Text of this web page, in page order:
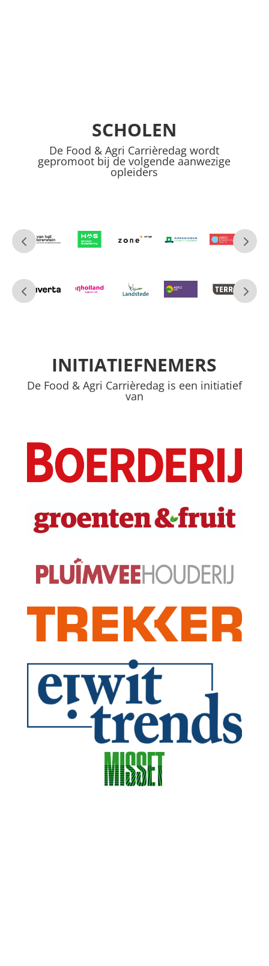
SCHOLEN
De Food & Agri Carrièredag wordt
gepromoot bij de volgende aanwezige
opleiders
INITIATIEFNEMERS
De Food & Agri Carrièredag is een initiatief
van